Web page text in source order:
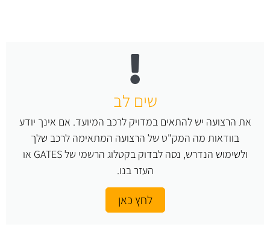
שים לב
את הרצועה יש להתאים במדויק לרכב המיועד. אם אינך יודע
בוודאות מה המק"ט של הרצועה המתאימה לרכב שלך
ולשימוש הנדרש, נסה לבדוק בקטלוג הרשמי של GATES או
העזר בנו.
לחץ כאן